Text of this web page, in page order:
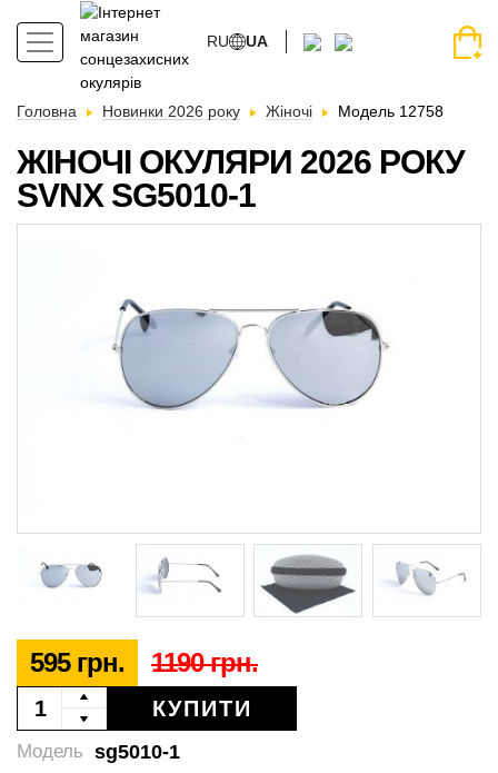
RU UA
Головна Новинки 2026 року Жіночі Модель 12758
ЖІНОЧІ ОКУЛЯРИ 2026 РОКУ
SVNX SG5010-1
595 грн. 1190 грн.
КУПИТИ
sg5010-1
Модель